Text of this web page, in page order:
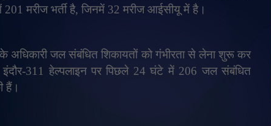
मरीज भर्ती है, जिनमें 32 मरीज आईसीयू में है।
अधिकारी जल संबंधित शिकायतों को गंभीरता से लेना शुरू कर
311 हेल्पलाइन पर पिछले 24 घंटे में 206 जल संबंधित
हैं।